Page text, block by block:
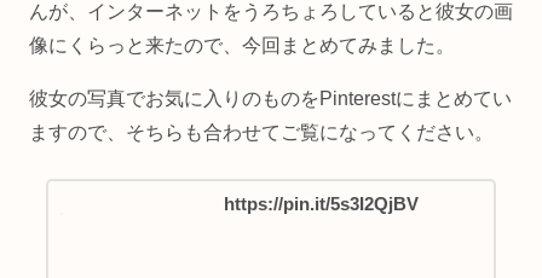
んが、インターネットをうろちょろしていると彼女の画
像にくらっと来たので、今回まとめてみました。
彼女の写真でお気に入りのものをPinterestにまとめてい
ますので、そちらも合わせてご覧になってください。
https://pin.it/5s3I2QjBV